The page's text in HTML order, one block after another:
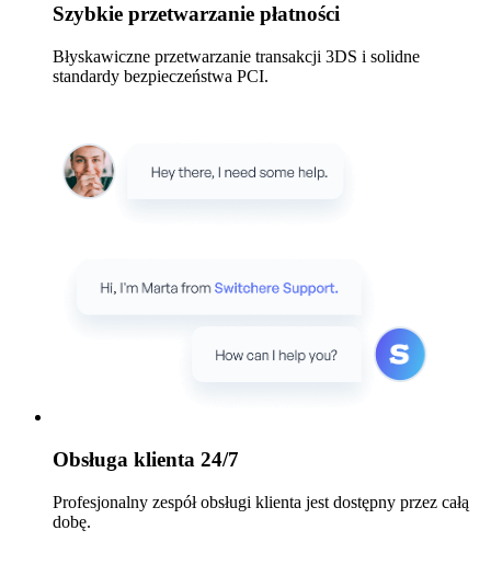
Szybkie przetwarzanie płatności
Błyskawiczne przetwarzanie transakcji 3DS i solidne
standardy bezpieczeństwa PCI.
Obsługa klienta 24/7
Profesjonalny zespół obsługi klienta jest dostępny przez całą
dobę.